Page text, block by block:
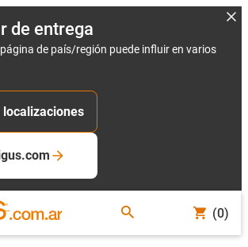
de entrega
de país/región puede influir en varios
(0)